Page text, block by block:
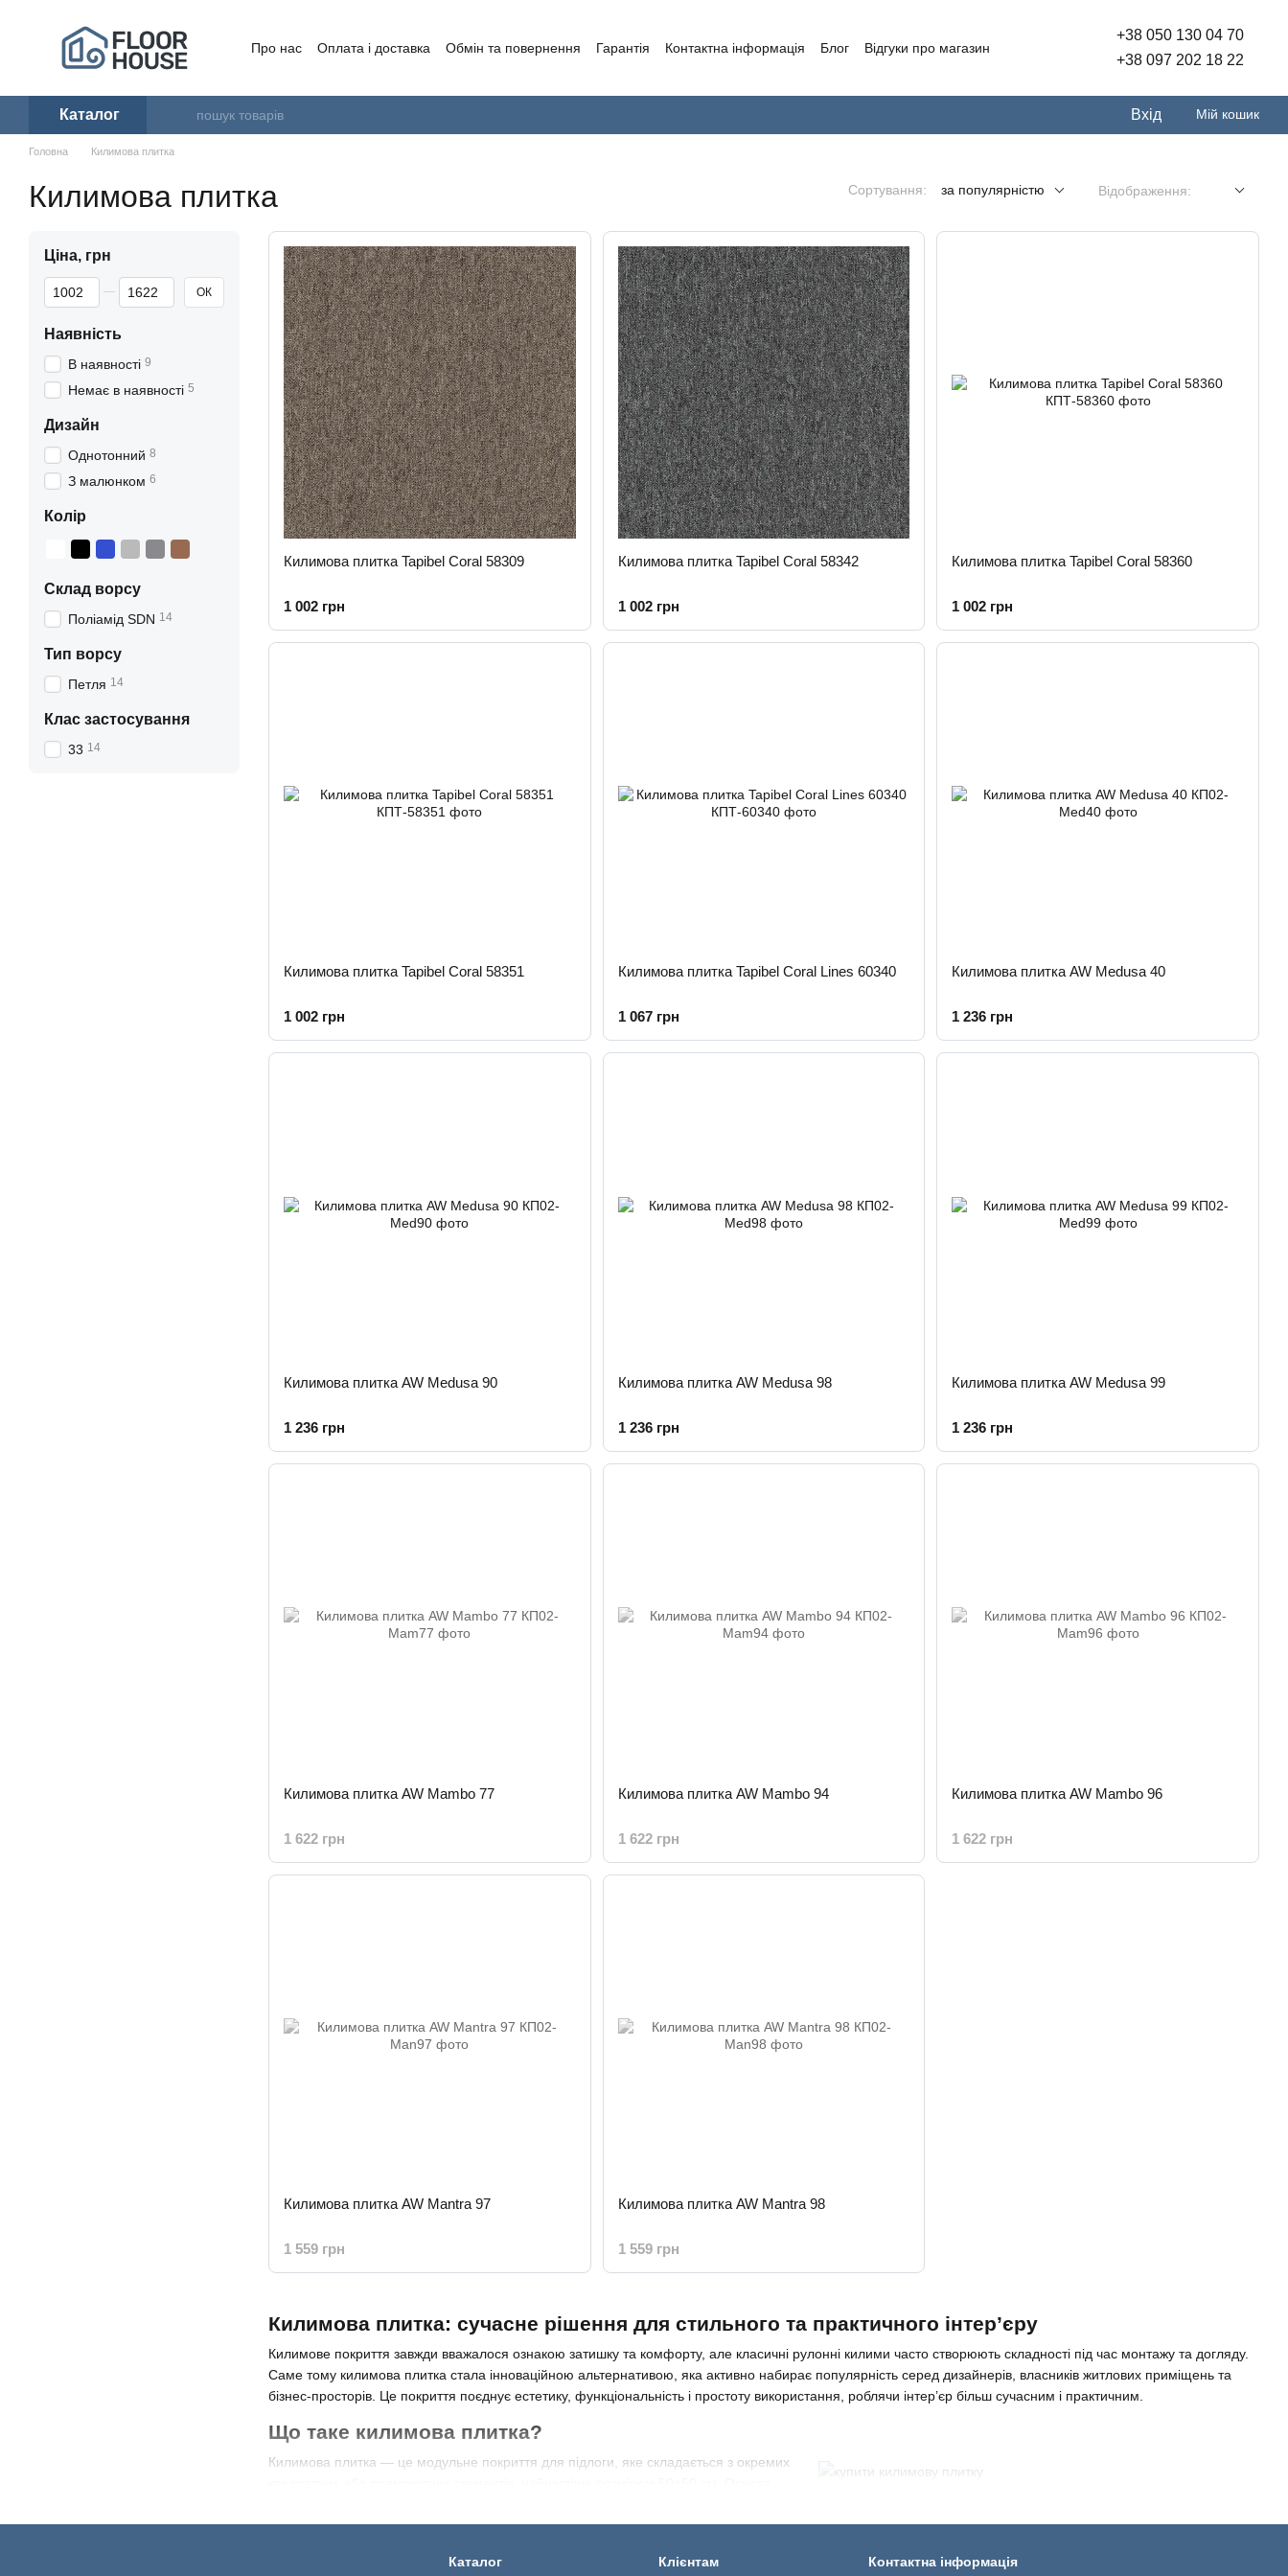
Про нас Оплата і доставка Обмін та повернення Гарантія Контактна інформація Блог
Відгуки про магазин
+38 050 130 04 70
+38 097 202 18 22
Каталог Вхід Мій кошик
Головна Килимова плитка
Килимова плитка Сортування: за популярністю Відображення:
Килимова плитка: сучасне рішення для стильного та практичного інтер’єру
Килимове покриття завжди вважалося ознакою затишку та комфорту, але класичні рулонні килими часто створюють складності під час монтажу та догляду.
Саме тому килимова плитка стала інноваційною альтернативою, яка активно набирає популярність серед дизайнерів, власників житлових приміщень та
бізнес-просторів. Це покриття поєднує естетику, функціональність і простоту використання, роблячи інтер’єр більш сучасним і практичним.
Що таке килимова плитка?
Килимова плитка — це модульне покриття для підлоги, яке складається з окремих
плитка міцна, стійка до навантажень і приємна на дотик.
Основні переваги килимової плитки
Килимова плитка Tapibel Coral 58309
1 002 грн
Килимова плитка Tapibel Coral 58342
1 002 грн
Килимова плитка Tapibel Coral 58360
1 002 грн
Килимова плитка Tapibel Coral 58351
1 002 грн
Килимова плитка Tapibel Coral Lines 60340
1 067 грн
Килимова плитка AW Medusa 40
1 236 грн
Килимова плитка AW Medusa 90
1 236 грн
Килимова плитка AW Medusa 98
1 236 грн
Килимова плитка AW Medusa 99
1 236 грн
Килимова плитка AW Mambo 77
1 622 грн
Килимова плитка AW Mambo 94
1 622 грн
Килимова плитка AW Mambo 96
1 622 грн
Килимова плитка AW Mantra 97
1 559 грн
Килимова плитка AW Mantra 98
1 559 грн
Ціна, грн
Від Ціна, грн
До Ціна, грн ОК
Наявність
В наявності 9
Немає в наявності 5
Дизайн
Однотонний 8
З малюнком 6
Колір
Склад ворсу
Поліамід SDN 14
Тип ворсу
Петля 14
Клас застосування
33 14
Каталог Клієнтам Контактна інформація